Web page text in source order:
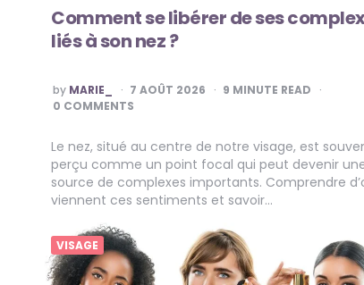
Comment se libérer de ses
liés à son nez ?
POSTED
BY
by MARIE_ 7 AOÛT 2026 9 MINUTE READ
0 COMMENTS
Le nez, situé au centre de notre visage, est
perçu comme un point focal qui peut devenir
source de complexes importants. Comprendre
viennent ces sentiments et savoir…
VISAGE